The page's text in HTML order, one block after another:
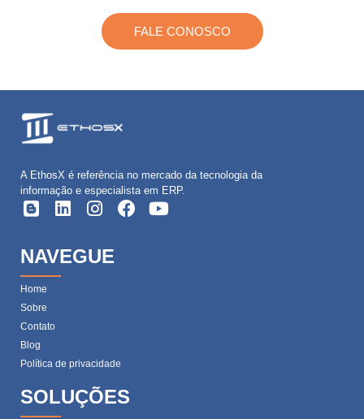
FALE CONOSCO
A EthosX é referência no mercado da tecnologia da
informação e especialista em ERP.
NAVEGUE
Home
Sobre
Contato
Blog
Política de privacidade
SOLUÇÕES